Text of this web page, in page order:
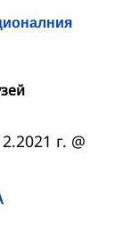
г. @